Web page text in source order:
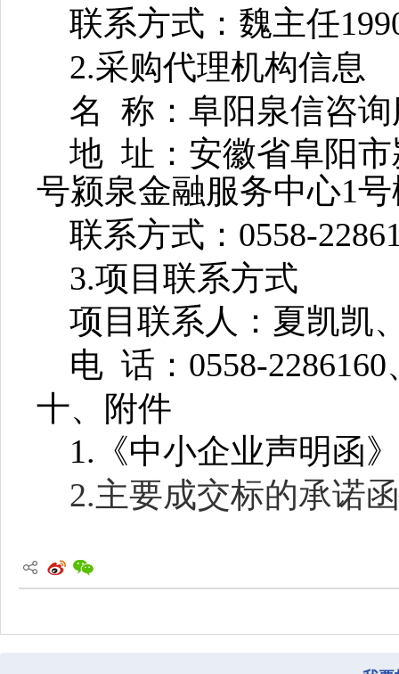
联系方式：魏主任
2.采购代理机构信息
名
称：阜阳泉信咨
地 址：安徽省阜阳
号颍泉金融服务中心1
联系方式： 0558-
3.项目联系方式
项目联系人：夏凯凯
电 话： 0558-
十、附件
1.《中小企业声明函
2.主要成交标的承诺